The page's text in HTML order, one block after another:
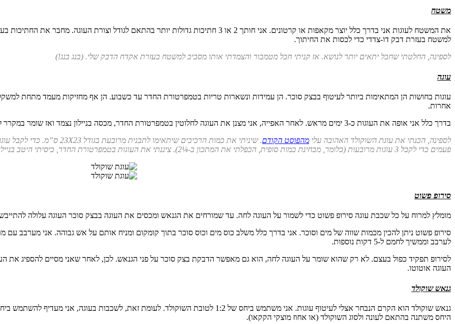
משטח
את המשטח לעוגות אני בדרך כלל יוצר מקאפות או קרטונים. אני חותך 2 או 3 חתיכות גדולות יותר
למשטח בעזרת דבק דו-צדדי כדי לכסות את החיתוך.
לספינה, החלטתי שחבל יתאים יותר לנושא. אז קניתי חבל מטמבור והצמדתי אותו מסביב למשטח בעזרת אקדח הדבק שלי. (בנג בנג!)
עוגה
עוגות בחושות הן המתאימות ביותר לעיטוף בבצק סוכר. הן עמידות ונשארות טריות בטמפרטורת החדר עד כשבוע. הן אף מחזיקות מעמד מתחת
אחרות.
בדרך כלל אני אופה את העוגות כ-3 ימים מראש. לאחר האפייה, אני מצנן את העוגה לחלוטין בטמפרטורת החדר, מכסה בניילון נצמד ואז שומר במקרר ללילה, במיוחד אם אני מתכנן לחתוך או לנסר את העוגה.
לספינה, הכנתי את עוגת השוקולד האהובה עלי מהפוסט הקודם
פעמים כדי לקבל 3 עוגות מרובעות (כלומר, מבחינת כמות סופית, הכפלתי את המתכון ב-¼2). ציננתי את העוגות בטמפרטורת החדר, כיסיתי היטב בניילון נצמד ושמרתי במקרר ללילה.
סירופ פשוט
מומלץ למרוח על כל שכבת עוגה סירופ פשוט כדי לשמור על העוגה לחה. עד שמורחים את הגנאש ומכסים את העוגה בבצק סוכר העוגה עלולה
סירופ פשוט ניתן להכין מכמות שווה של מים וסוכר. אני בדרך כלל משלב כוס מים וכוס סוכר בתוך קומקום ומניח אותם על אש גבוהה. אני מערבב
לערבב וממשיך לחמם ל-5 דקות נוספות.
לסירופ תפקיד כפול בעצם. לא רק שהוא שומר על העוגה לחה, הוא גם מאפשר הדבקת בצק סוכר על פני הגנאש. לכן, לאחר שאני מסיים להספיג את
העוגה אוטוטו.
גנאש שוקולד
גנאש שוקולד הוא הקרם הנבחר אצלי לעיטוף עוגות. אני משתמש ביחס של 1:2 לטובת השוקולד. לעומת זאת,
היחס משתנה בהתאם לעונה ולסוג השוקולד (או אחוז מוצקי הקקאו).